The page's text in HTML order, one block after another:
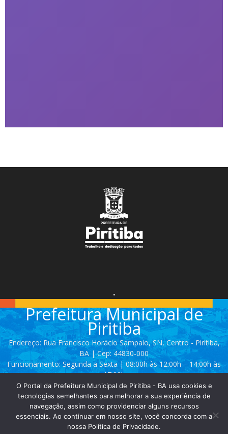
.
Prefeitura Municipal de
Piritiba
Endereço: Rua Francisco Horácio Sampaio, SN, Centro - Piritiba,
BA | Cep: 44830-000
Funcionamento: Segunda a Sexta | 08:00h às 12:00h – 14:00h às
17:00h
Telefone: (74) 3628 - 2111 / 3628 - 2153
Contato:comunicacao@piritiba.ba.gov.br
O Portal da Prefeitura Municipal de Piritiba - BA usa cookies e
tecnologias semelhantes para melhorar a sua experiência de
navegação, assim como providenciar alguns recursos
essenciais. Ao continuar em nosso site, você concorda com a
nossa Política de Privacidade.